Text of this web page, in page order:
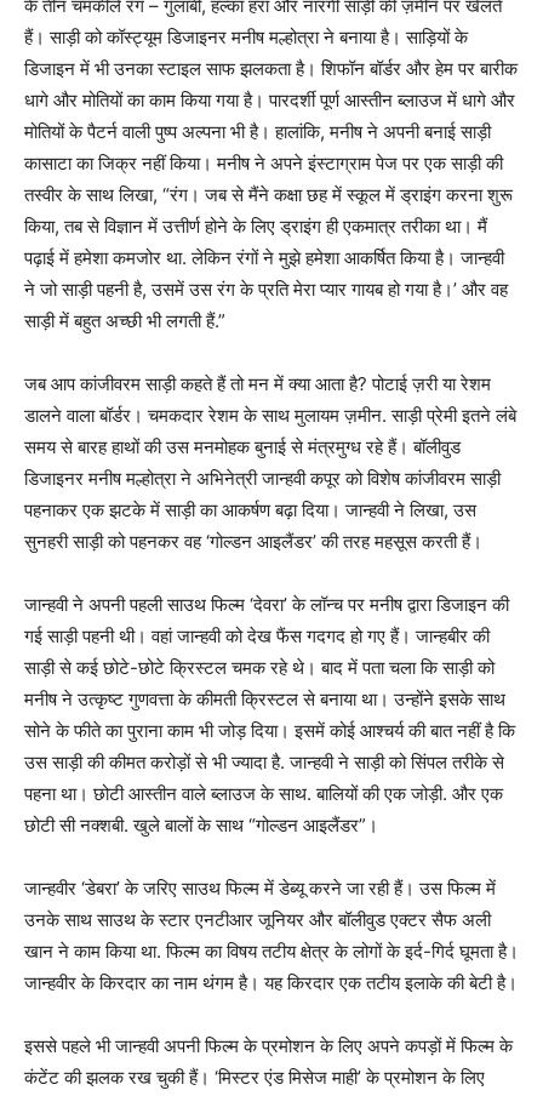
के तीन चमकीले रंग – गुलाबी, हल्का हरा और नारंगी साड़ी की ज़मीन पर खेलते
हैं। साड़ी को कॉस्ट्यूम डिजाइनर मनीष मल्होत्रा ​​ने बनाया है। साड़ियों के
डिजाइन में भी उनका स्टाइल साफ झलकता है। शिफॉन बॉर्डर और हेम पर बारीक
धागे और मोतियों का काम किया गया है। पारदर्शी पूर्ण आस्तीन ब्लाउज में धागे और
मोतियों के पैटर्न वाली पुष्प अल्पना भी है। हालांकि, मनीष ने अपनी बनाई साड़ी
कासाटा का जिक्र नहीं किया। मनीष ने अपने इंस्टाग्राम पेज पर एक साड़ी की
तस्वीर के साथ लिखा, “रंग। जब से मैंने कक्षा छह में स्कूल में ड्राइंग करना शुरू
किया, तब से विज्ञान में उत्तीर्ण होने के लिए ड्राइंग ही एकमात्र तरीका था। मैं
पढ़ाई में हमेशा कमजोर था. लेकिन रंगों ने मुझे हमेशा आकर्षित किया है। जान्हवी
ने जो साड़ी पहनी है, उसमें उस रंग के प्रति मेरा प्यार गायब हो गया है।’ और वह
साड़ी में बहुत अच्छी भी लगती हैं.”
जब आप कांजीवरम साड़ी कहते हैं तो मन में क्या आता है? पोटाई ज़री या रेशम
डालने वाला बॉर्डर। चमकदार रेशम के साथ मुलायम ज़मीन. साड़ी प्रेमी इतने लंबे
समय से बारह हाथों की उस मनमोहक बुनाई से मंत्रमुग्ध रहे हैं। बॉलीवुड
डिजाइनर मनीष मल्होत्रा ​​ने अभिनेत्री जान्हवी कपूर को विशेष कांजीवरम साड़ी
पहनाकर एक झटके में साड़ी का आकर्षण बढ़ा दिया। जान्हवी ने लिखा, उस
सुनहरी साड़ी को पहनकर वह ‘गोल्डन आइलैंडर’ की तरह महसूस करती हैं।
जान्हवी ने अपनी पहली साउथ फिल्म ‘देवरा’ के लॉन्च पर मनीष द्वारा डिजाइन की
गई साड़ी पहनी थी। वहां जान्हवी को देख फैंस गदगद हो गए हैं। जान्हबीर की
साड़ी से कई छोटे-छोटे क्रिस्टल चमक रहे थे। बाद में पता चला कि साड़ी को
मनीष ने उत्कृष्ट गुणवत्ता के कीमती क्रिस्टल से बनाया था। उन्होंने इसके साथ
सोने के फीते का पुराना काम भी जोड़ दिया। इसमें कोई आश्चर्य की बात नहीं है कि
उस साड़ी की कीमत करोड़ों से भी ज्यादा है. जान्हवी ने साड़ी को सिंपल तरीके से
पहना था। छोटी आस्तीन वाले ब्लाउज के साथ. बालियों की एक जोड़ी. और एक
छोटी सी नक्शबी. खुले बालों के साथ “गोल्डन आइलैंडर”।
जान्हवीर ‘डेबरा’ के जरिए साउथ फिल्म में डेब्यू करने जा रही हैं। उस फिल्म में
उनके साथ साउथ के स्टार एनटीआर जूनियर और बॉलीवुड एक्टर सैफ अली
खान ने काम किया था. फिल्म का विषय तटीय क्षेत्र के लोगों के इर्द-गिर्द घूमता है।
जान्हवीर के किरदार का नाम थंगम है। यह किरदार एक तटीय इलाके की बेटी है।
इससे पहले भी जान्हवी अपनी फिल्म के प्रमोशन के लिए अपने कपड़ों में फिल्म के
कंटेंट की झलक रख चुकी हैं। ‘मिस्टर एंड मिसेज माही’ के प्रमोशन के लिए